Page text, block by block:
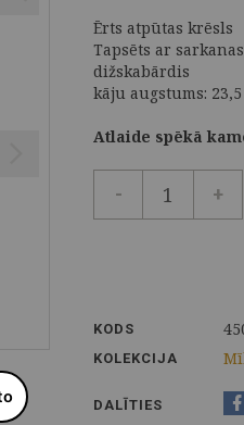
Ērts atpūtas krēsls
Tapsēts ar
dižskabārdis
kāju augstums:
Atlaide spēkā
- +
KODS
KOLEKCIJA
DALĪTIES